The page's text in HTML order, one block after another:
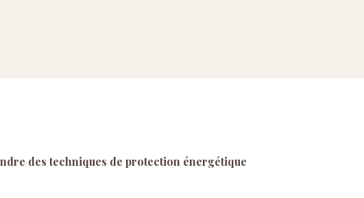
des techniques de protection énergétique